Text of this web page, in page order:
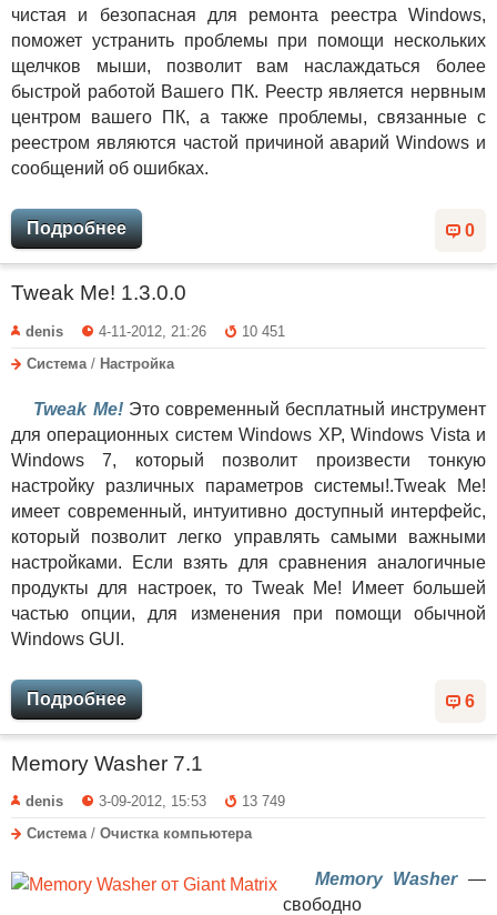
чистая и безопасная для ремонта реестра Windows,
поможет устранить проблемы при помощи нескольких
щелчков мыши, позволит вам наслаждаться более
быстрой работой Вашего ПК. Реестр является нервным
центром вашего ПК, а также проблемы, связанные с
реестром являются частой причиной аварий Windows и
сообщений об ошибках.
0
Подробнее
Tweak Me! 1.3.0.0
denis 4-11-2012, 21:26
10 451
Система / Настройка
Tweak Me!Это современный бесплатный инструмент
для операционных систем Windows XP, Windows Vista и
Windows 7, который позволит произвести тонкую
настройку различных параметров системы!.Tweak Me!
имеет современный, интуитивно доступный интерфейс,
который позволит легко управлять самыми важными
настройками. Если взять для сравнения аналогичные
продукты для настроек, то Tweak Me! Имеет большей
частью опции, для изменения при помощи обычной
Windows GUI.
6
Подробнее
Memory Washer 7.1
denis 3-09-2012, 15:53
13 749
Система/ Очистка компьютера
Memory Washer—
свободно